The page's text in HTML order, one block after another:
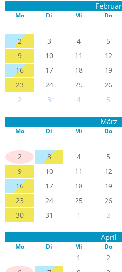
Februar
Mo Di Mi Do
2
3 4 5
9
10 11 12
16
17 18 19
23
24 25 26
2
3 4 5
März
Mo Di Mi Do
2
3 4 5
9
10 11 12
16
17 18 19
23
24 25 26
30
31 1 2
April
Mo Di Mi Do
1 2